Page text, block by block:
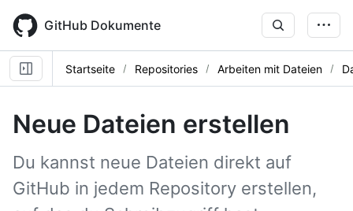
main
content
GitHub Dokumente
Startseite Repositories Arbeiten mit Dateien
Neue Dateien erstellen
Du kannst neue Dateien direkt auf
GitHub in jedem Repository erstellen,